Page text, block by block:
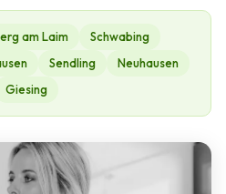
am Laim
Schwabing
Sendling
Neuhausen
Giesing